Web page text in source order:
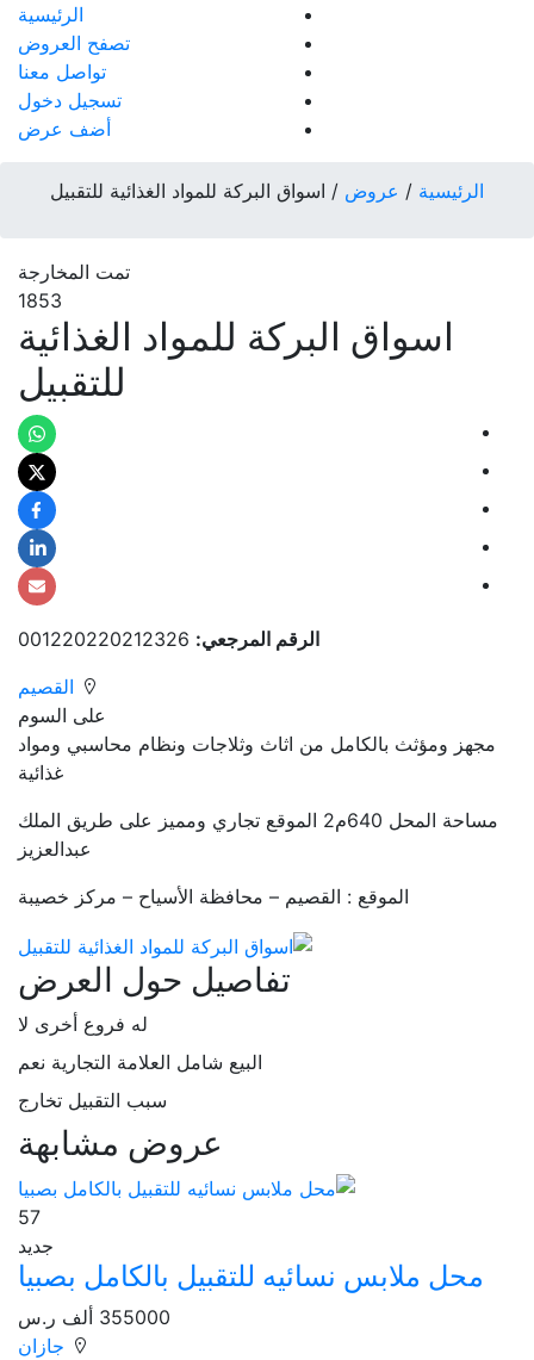
الرئيسية
تصفح العروض
تواصل معنا
تسجيل دخول
أضف عرض
الرئيسية / عروض / اسواق البركة للمواد الغذائية للتقبيل
تمت المخارجة
اسواق البركة للمواد الغذائية
للتقبيل
الرقم المرجعي:
القصيم
على السوم
مجهز ومؤثث بالكامل من اثاث وثلاجات ونظام محاسبي ومواد
غذائية
مساحة المحل 640م2 الموقع تجاري ومميز على طريق الملك
عبدالعزيز
الموقع : القصيم – محافظة الأسياح – مركز خصيبة
تفاصيل حول العرض
له فروع أخرى لا
البيع شامل العلامة التجارية نعم
سبب التقبيل تخارج
عروض مشابهة
جديد
محل ملابس نسائيه للتقبيل بالكامل بصبيا
355000 ألف ر.س
جازان